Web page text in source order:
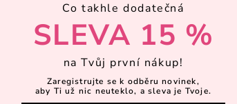
Co takhle dodatečná
SLEVA 15 %
na Tvůj první nákup!
Zaregistrujte se k odběru novinek,
aby Ti už nic neuteklo, a sleva je Tvoje.